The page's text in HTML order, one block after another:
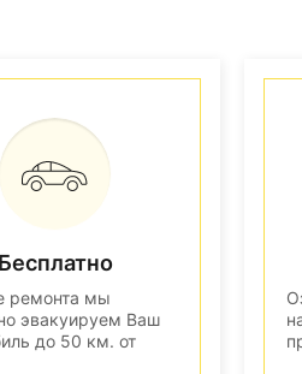
Бесплатно
ремонта мы
эвакуируем Ваш
до 50 км. от